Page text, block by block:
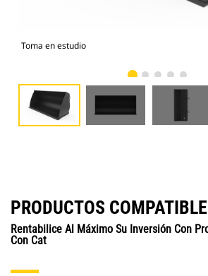
Toma en estudio
PRODUCTOS
Rentabilice Al Máximo Su Inversión Con
Con Cat